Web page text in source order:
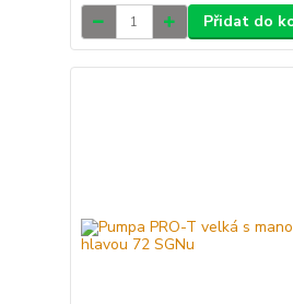
Přidat do